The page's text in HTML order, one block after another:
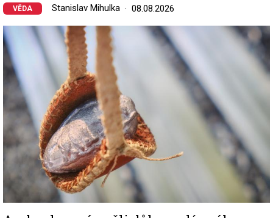
VĚDA Stanislav Mihulka 08.08.2026
Image